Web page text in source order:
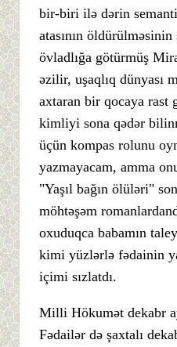
bir-biri ilə dərin
atasının
övladlığa götürmüş
əzilir, uşaqlıq dünyası
axtaran bir qocaya rast
kimliyi sona qədər
üçün kompas rolunu
yazmayacam, amma
"Yaşıl bağın ölüləri"
möhtəşəm
oxuduqca babamın
kimi yüzlərlə fədainin
içimi sızlatdı.
Milli Hökumət dekabr
Fədailər də şaxtalı